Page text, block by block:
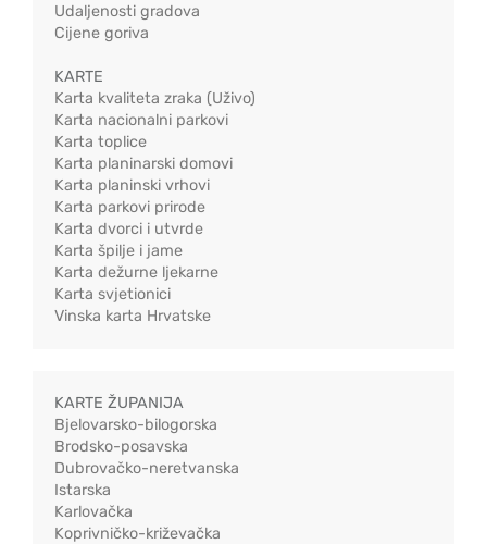
Udaljenosti gradova
Cijene goriva
KARTE
Karta kvaliteta zraka (Uživo)
Karta nacionalni parkovi
Karta toplice
Karta planinarski domovi
Karta planinski vrhovi
Karta parkovi prirode
Karta dvorci i utvrde
Karta špilje i jame
Karta dežurne ljekarne
Karta svjetionici
Vinska karta Hrvatske
KARTE ŽUPANIJA
Bjelovarsko-bilogorska
Brodsko-posavska
Dubrovačko-neretvanska
Istarska
Karlovačka
Koprivničko-križevačka